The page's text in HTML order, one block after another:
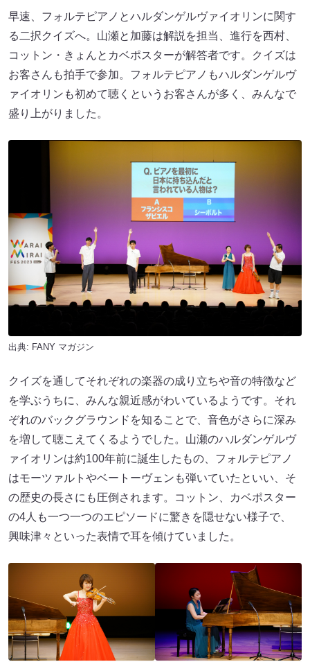
早速、フォルテピアノとハルダンゲルヴァイオリンに関す
る二択クイズへ。山瀬と加藤は解説を担当、進行を西村、
コットン・きょんとカベポスターが解答者です。クイズは
お客さんも拍手で参加。フォルテピアノもハルダンゲルヴ
ァイオリンも初めて聴くというお客さんが多く、みんなで
盛り上がりました。
出典: FANY マガジン
クイズを通してそれぞれの楽器の成り立ちや音の特徴など
を学ぶうちに、みんな親近感がわいているようです。それ
ぞれのバックグラウンドを知ることで、音色がさらに深み
を増して聴こえてくるようでした。山瀬のハルダンゲルヴ
ァイオリンは約100年前に誕生したもの、フォルテピアノ
はモーツァルトやベートーヴェンも弾いていたといい、そ
の歴史の長さにも圧倒されます。コットン、カベポスター
の4人も一つ一つのエピソードに驚きを隠せない様子で、
興味津々といった表情で耳を傾けていました。